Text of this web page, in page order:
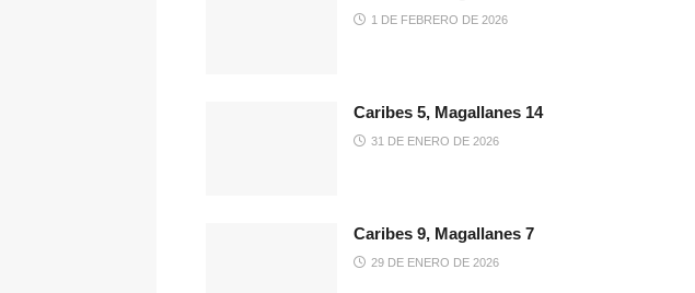
1 DE FEBRERO DE 2026
Caribes 5, Magallanes 14
31 DE ENERO DE 2026
Caribes 9, Magallanes 7
29 DE ENERO DE 2026